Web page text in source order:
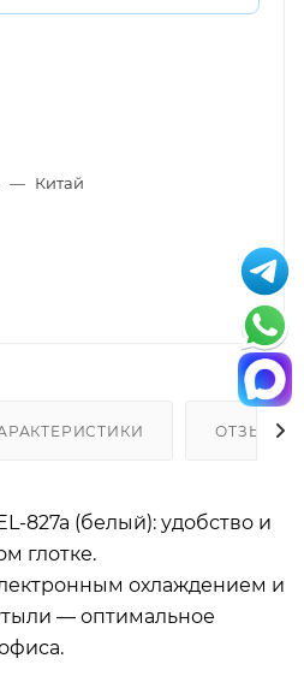
— Китай
ОТЗЫВЫ
827a (белый): удобство и
глотке.
охлаждением и
— оптимальное